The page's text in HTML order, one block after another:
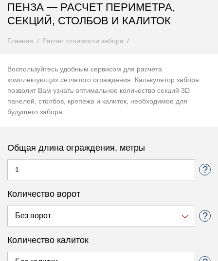
ПЕНЗА — РАСЧЕТ ПЕРИМЕТРА,
СЕКЦИЙ, СТОЛБОВ И КАЛИТОК
Главная Расчет стоимости забора
Воспользуйтесь удобным сервисом для расчета
комплектующих сетчатого ограждения. Калькулятор забора
позволит Вам узнать оптимальное количество секций 3D
панелей, столбов, крепежа и калиток, необходимое для
будущего забора.
Общая длина ограждения, метры
Количество ворот
Количество калиток